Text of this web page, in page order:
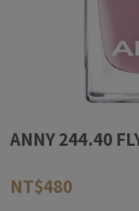
ANNY 244.40
NT$480